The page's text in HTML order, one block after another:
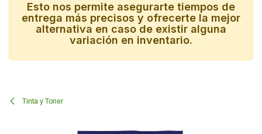
Esto nos permite asegurarte tiempos de
entrega más precisos y ofrecerte la mejor
alternativa en caso de existir alguna
variación en inventario.
Tinta y Toner